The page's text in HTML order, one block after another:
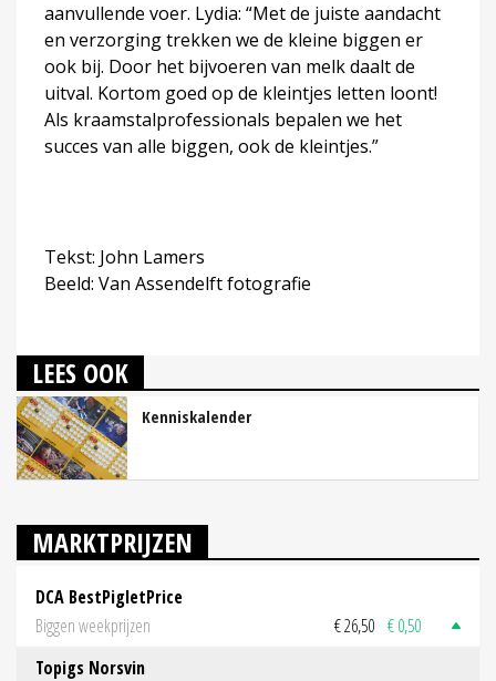
aanvullende voer. Lydia: “Met de juiste aandacht
en verzorging trekken we de kleine biggen er
ook bij. Door het bijvoeren van melk daalt de
uitval. Kortom goed op de kleintjes letten loont!
Als kraamstalprofessionals bepalen we het
succes van alle biggen, ook de kleintjes.”
Tekst: John Lamers
Beeld: Van Assendelft fotografie
LEES OOK
Kenniskalender
MARKTPRIJZEN
DCA BestPigletPrice
Biggen weekprijzen
€ 26,50 € 0,50
Topigs Norsvin